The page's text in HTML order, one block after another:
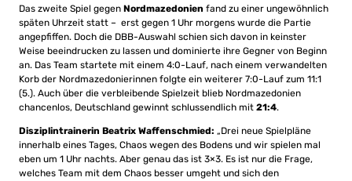
Das zweite Spiel gegen Nordmazedonien fand zu einer ungewöhnlich
späten Uhrzeit statt – erst gegen 1 Uhr morgens wurde die Partie
angepfiffen. Doch die DBB-Auswahl schien sich davon in keinster
Weise beeindrucken zu lassen und dominierte ihre Gegner von Beginn
an. Das Team startete mit einem 4:0-Lauf, nach einem verwandelten
Korb der Nordmazedonierinnen folgte ein weiterer 7:0-Lauf zum 11:1
(5.). Auch über die verbleibende Spielzeit blieb Nordmazedonien
chancenlos, Deutschland gewinnt schlussendlich mit 21:4.
Disziplintrainerin Beatrix Waffenschmied: „Drei neue Spielpläne
innerhalb eines Tages, Chaos wegen des Bodens und wir spielen mal
eben um 1 Uhr nachts. Aber genau das ist 3×3. Es ist nur die Frage,
welches Team mit dem Chaos besser umgeht und sich den